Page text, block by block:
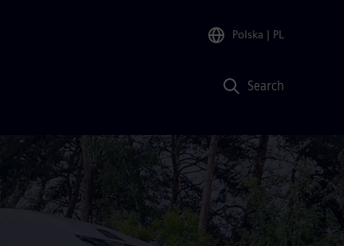
Polska | PL
Search